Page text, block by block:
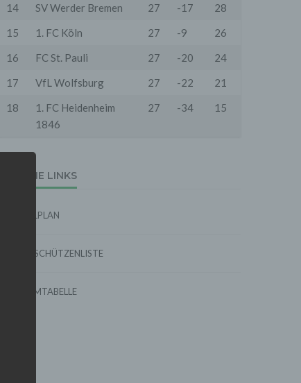
14 SV Werder Bremen 27 -17
28
15
1. FC Köln 27 -9
26
16
FC St. Pauli 27 -20
24
17
VfL Wolfsburg 27 -22
21
18
1. FC Heidenheim
1846
27 -34 15
EXTERNE LINKS
SPIELPLAN
TORSCHÜTZENLISTE
FORMTABELLE